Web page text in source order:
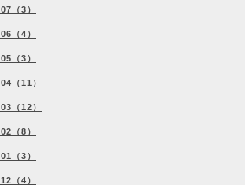
（3）
（4）
（3）
（11）
（12）
（8）
（3）
（4）